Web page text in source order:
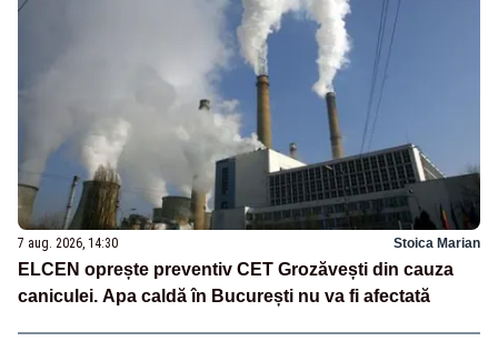
7 aug. 2026, 14:30 Stoica Marian
ELCEN oprește preventiv CET Grozăvești din cauza
caniculei. Apa caldă în București nu va fi afectată